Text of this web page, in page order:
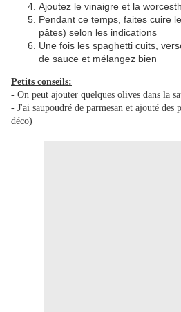
Ajoutez le vinaigre et la
Pendant ce temps, faites cuire
pâtes) selon les indications
Une fois les spaghetti cuits,
de sauce et mélangez bien
Petits conseils:
- On peut ajouter quelques olives dans la
- J'ai saupoudré de parmesan et ajouté des
déco)